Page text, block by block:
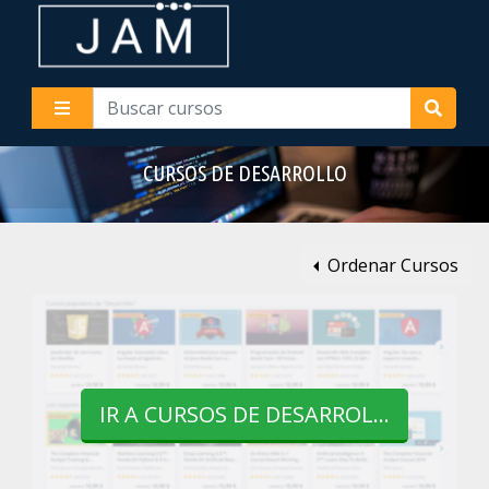
CURSOS DE DESARROLLO
Ordenar Cursos
IR A CURSOS DE DESARROLLO